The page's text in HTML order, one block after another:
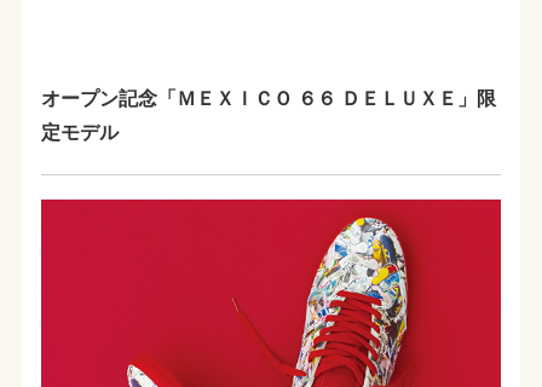
オープン記念「ＭＥＸＩＣＯ ６６ ＤＥＬＵＸＥ」限
定モデル